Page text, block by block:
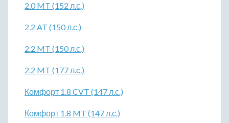
2.0 MT (152 л.с.)
2.2 AT (150 л.с.)
2.2 MT (150 л.с.)
2.2 MT (177 л.с.)
Комфорт 1.8 CVT (147 л.с.)
Комфорт 1.8 MT (147 л.с.)